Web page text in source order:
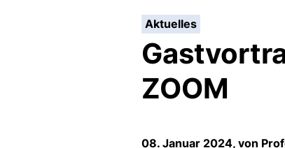
Aktuelles:
ZOOM
08. Januar 2024, von